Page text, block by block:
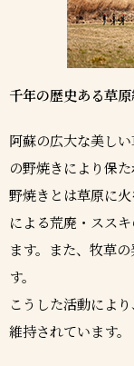
千年の歴史ある草
阿蘇の広大な美し
の野焼きにより保た
野焼きとは草原に
による荒廃・スス
ます。また、牧草
す。
こうした活動によ
維持されています。